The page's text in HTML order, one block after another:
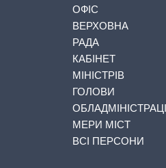
ОФІС
ВЕРХОВНА
РАДА
КАБІНЕТ
МІНІСТРІВ
ГОЛОВИ
МЕРИ МІСТ
ВСІ ПЕРСОНИ